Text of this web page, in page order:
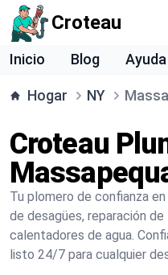
Croteau
Inicio Blog
Hogar NY
Croteau
Tu plomero de confianza
de desagües, reparación
calentadores de agua.
listo 24/7 para cualquier